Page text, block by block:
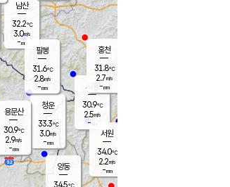
남산
32.2℃
3.0m/s
-mm
청운
33.3℃
3.0m/s
-mm
팔봉
31.6℃
2.8m/s
-mm
양동
34.5℃
시동
30.9℃
2.5m/s
- mm
서원
34.0℃
2.2m/s
-mm
용문산
30.9℃
2.9m/s
-mm
홍천
31.8℃
2.7m/s
-mm